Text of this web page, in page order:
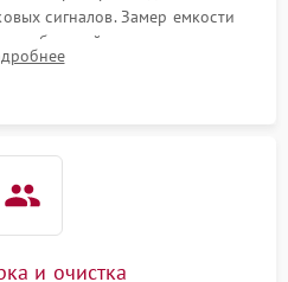
сигналов. Замер емкости
базовой станции зарядки.
и датчиков падения для
и очистка